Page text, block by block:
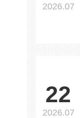
2026.07
22
2026.07